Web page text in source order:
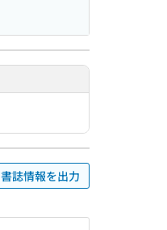
書誌情報を出力